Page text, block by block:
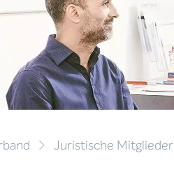
Juristische Mitglieder